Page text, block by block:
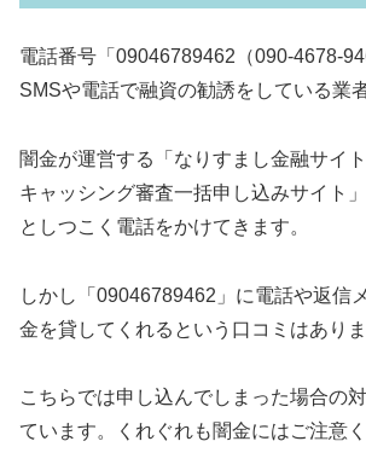
電話番号「09046789462（090-4678-
SMSや電話で融資の勧誘をしている業
闇金が運営する「なりすまし金融サイ
キャッシング審査一括申し込みサイト
としつこく電話をかけてきます。
しかし「09046789462」に電話や返信
金を貸してくれるという口コミはありま
こちらでは申し込んでしまった場合の
ています。くれぐれも闇金にはご注意く